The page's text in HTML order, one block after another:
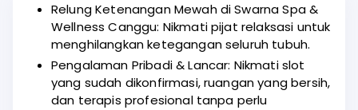
Relung Ketenangan Mewah di Swarna Spa &
Wellness Canggu: Nikmati pijat relaksasi untuk
menghilangkan ketegangan seluruh tubuh.
Pengalaman Pribadi & Lancar: Nikmati slot
yang sudah dikonfirmasi, ruangan yang bersih,
dan terapis profesional tanpa perlu